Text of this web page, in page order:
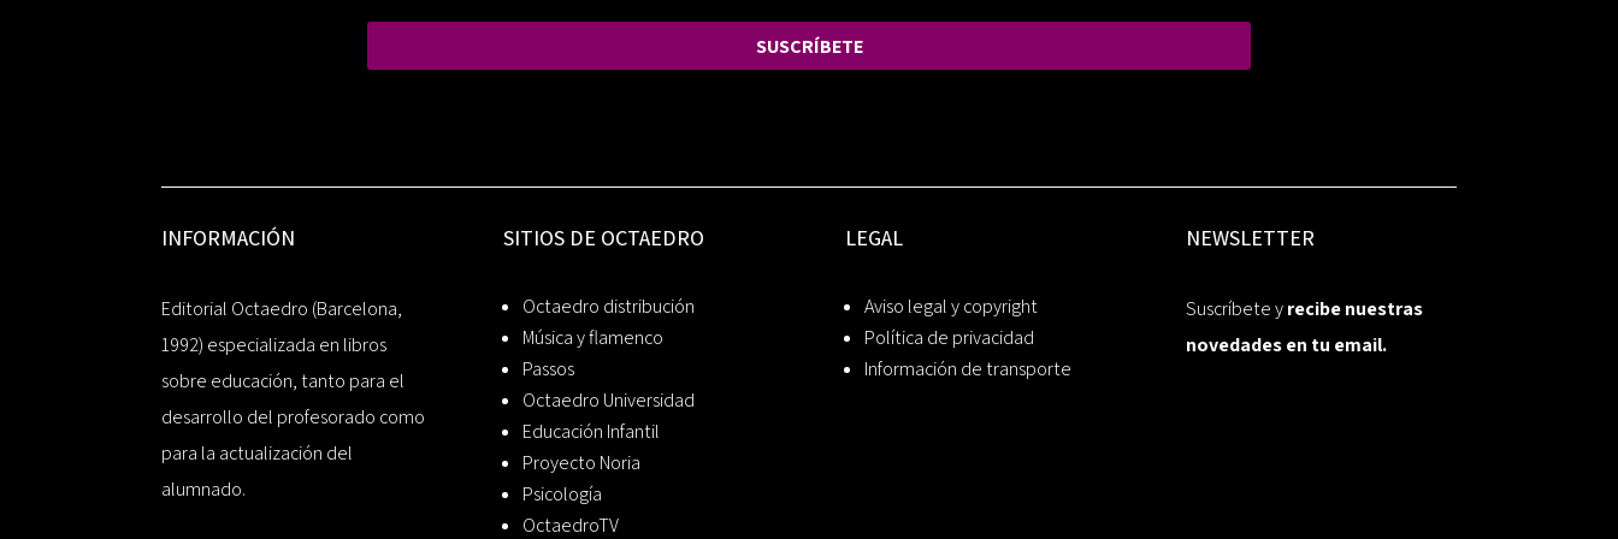
SUSCRÍBETE
INFORMACIÓN
Editorial Octaedro (Barcelona,
1992) especializada en libros
sobre educación, tanto para el
desarrollo del profesorado como
para la actualización del
alumnado.
SITIOS DE OCTAEDRO
Octaedro distribución
Música y flamenco
Passos
Octaedro Universidad
Educación Infantil
Proyecto Noria
Psicología
OctaedroTV
LEGAL
Aviso legal y copyright
Política de privacidad
Información de transporte
NEWSLETTER
Suscríbete yrecibe nuestras
novedades en tu email.